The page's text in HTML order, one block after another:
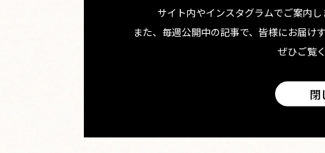
サイト内やインスタグラムでご案内
また、毎週公開中の記事で、皆様にお届け
ぜひご覧
閉